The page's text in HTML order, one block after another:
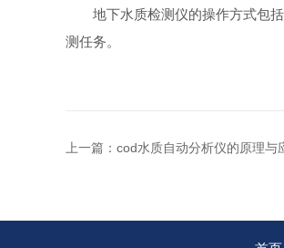
地下水质检测仪的操作方式包括
测任务。
上一篇： cod水质自动分析仪的原理与